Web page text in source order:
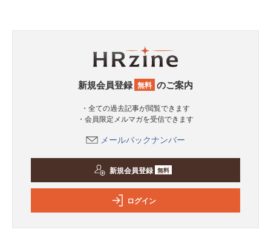
新規会員登録 無料 のご案内
・全ての過去記事が閲覧できます
・会員限定メルマガを受信できます
メールバックナンバー
新規会員登録 無料
ログイン